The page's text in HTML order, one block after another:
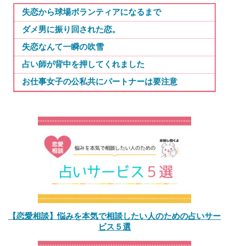
失恋から球場ボランティアになるまで
ダメ男に振り回された恋。
失恋なんて一瞬の吹雪
占い師が背中を押してくれました
お仕事女子の公私共にパートナーは要注意
【恋愛相談】悩みを本気で相談したい人のための占いサー
ビス５選